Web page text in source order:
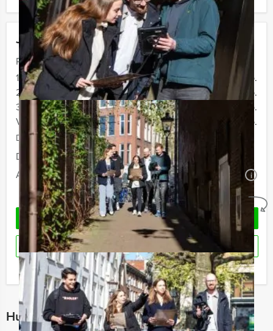
Jouw uitje
Prijs :
12 - 19 personen
€ 72,50 p.p.
20 - 29 personen
€ 69,50 p.p.
30 - 39 personen
€ 66,50 p.p.
Vanaf 40 personen
€ 64,50 p.p.
De prijzen zijn exclusief BTW
Duur:
4 uur en 30 minuten
Aantal:
Minimaal 12 personen i
Geheel vrijblijvend
OFFERTE AANVRAGEN
Ik heb een vraag over dit uitje
Hulp nodig bij het kiezen?